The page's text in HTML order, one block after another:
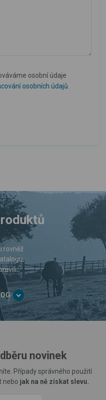
osobní údaje
osobních údajů
rovněž
novinek
Případy správného použití
nebo jak na ně získat slevu.